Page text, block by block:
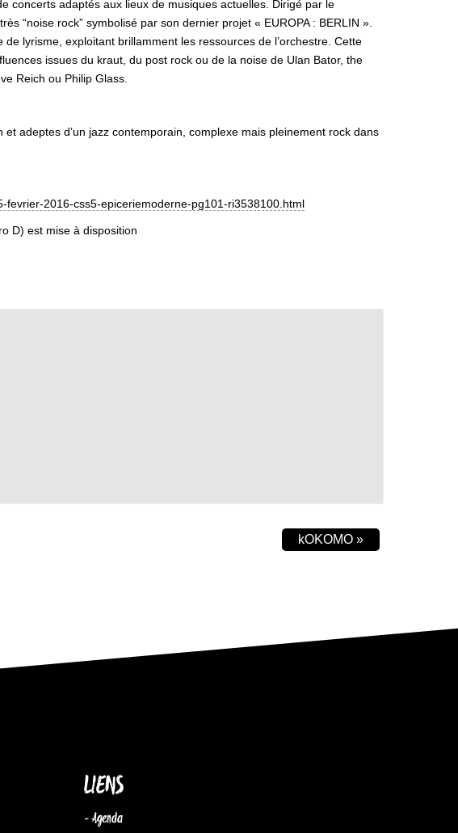
concerts adaptés aux lieux de musiques actuelles. Dirigé par le
“noise rock” symbolisé par son dernier projet « EUROPA : BERLIN ».
lyrisme, exploitant brillamment les ressources de l’orchestre. Cette
issues du kraut, du post rock ou de la noise de Ulan Bator, the
Reich ou Philip Glass.
adeptes d’un jazz contemporain, complexe mais pleinement rock dans
fevrier-2016-css5-epiceriemoderne-pg101-ri3538100.html
D) est mise à disposition
kOKOMO »
LIENS
- Agenda